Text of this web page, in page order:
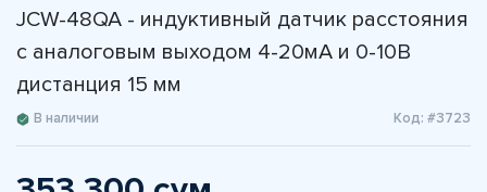
JCW-48QA - индуктивный датчик расстояния
с аналоговым выходом 4-20мА и 0-10В
дистанция 15 мм
В наличии Код: #3723